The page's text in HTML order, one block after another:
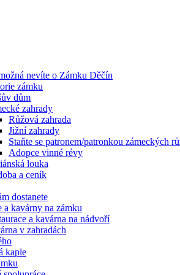
nevíte o Zámku Děčín
zámku
dům
zahrady
Růžová zahrada
Jižní zahrady
Staňte se patronem/patronkou zámeckých
Adopce vinné révy
louka
a ceník
dostanete
a kavárny na zámku
a kavárna na nádvoří
v zahradách
kaple